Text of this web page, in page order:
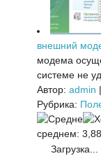
внешний
модема
системе не
Автор: admin |
Рубрика:
среднем:
Загрузка...